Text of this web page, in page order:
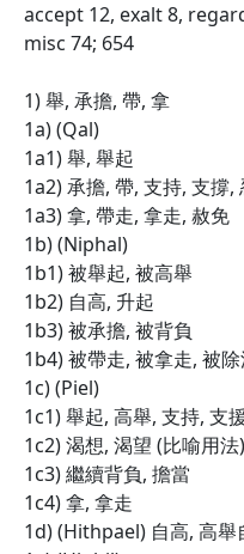
accept 12, exalt 8,
misc 74; 654
1) 舉, 承擔, 帶, 拿
1a) (Qal)
1a1) 舉, 舉起
1a2) 承擔, 帶, 支持, 支撐,
1a3) 拿, 帶走, 拿走, 赦免
1b) (Niphal)
1b1) 被舉起, 被高舉
1b2) 自高, 升起
1b3) 被承擔, 被背負
1b4) 被帶走, 被拿走, 被
1c) (Piel)
1c1) 舉起, 高舉, 支持, 支
1c2) 渴想, 渴望 (比喻用法)
1c3) 繼續背負, 擔當
1c4) 拿, 拿走
1d) (Hithpael) 自高, 高舉